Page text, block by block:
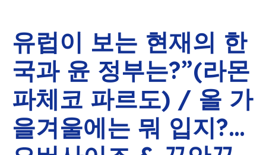
유럽이 보는 현재의 한
국과 윤 정부는?”(라몬
파체코 파르도) / 올 가
을겨울에는 뭐 입지?…